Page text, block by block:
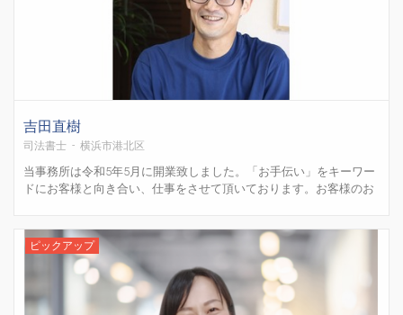
吉田直樹
司法書士 - 横浜市港北区
当事務所は令和5年5月に開業致しました。「お手伝い」をキーワー
ドにお客様と向き合い、仕事をさせて頂いております。お客様のお
えたお客様のご要望に沿った提案をさせて頂きます。「吉田さん...
ピックアップ